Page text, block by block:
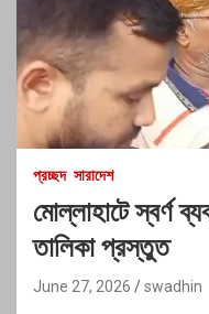
প্রচ্ছদ সারাদেশ
মোল্লাহাটে স্বর্ণ
তালিকা প্রস্তুত
June 27, 2026 swadhin